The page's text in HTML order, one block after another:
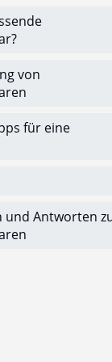
von
für eine
und Antworten